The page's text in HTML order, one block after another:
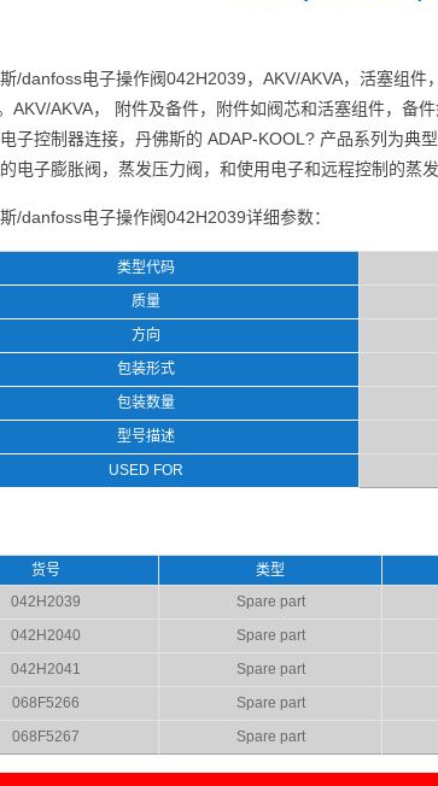
/danfoss电子操作阀042H2039，AKV/AKVA，活塞组
AKV/AKVA， 附件及备件，附件如阀芯和活塞组件，备
子控制器连接，丹佛斯的 ADAP-KOOL? 产品系列为典
电子膨胀阀，蒸发压力阀，和使用电子和远程控制的蒸发
/danfoss电子操作阀042H2039详细参数：
类型代码
质量
方向
包装形式
包装数量
型号描述
USED FOR
货号 类型
042H2039
Spare part
042H2040
Spare part
042H2041
Spare part
068F5266
Spare part
068F5267
Spare part